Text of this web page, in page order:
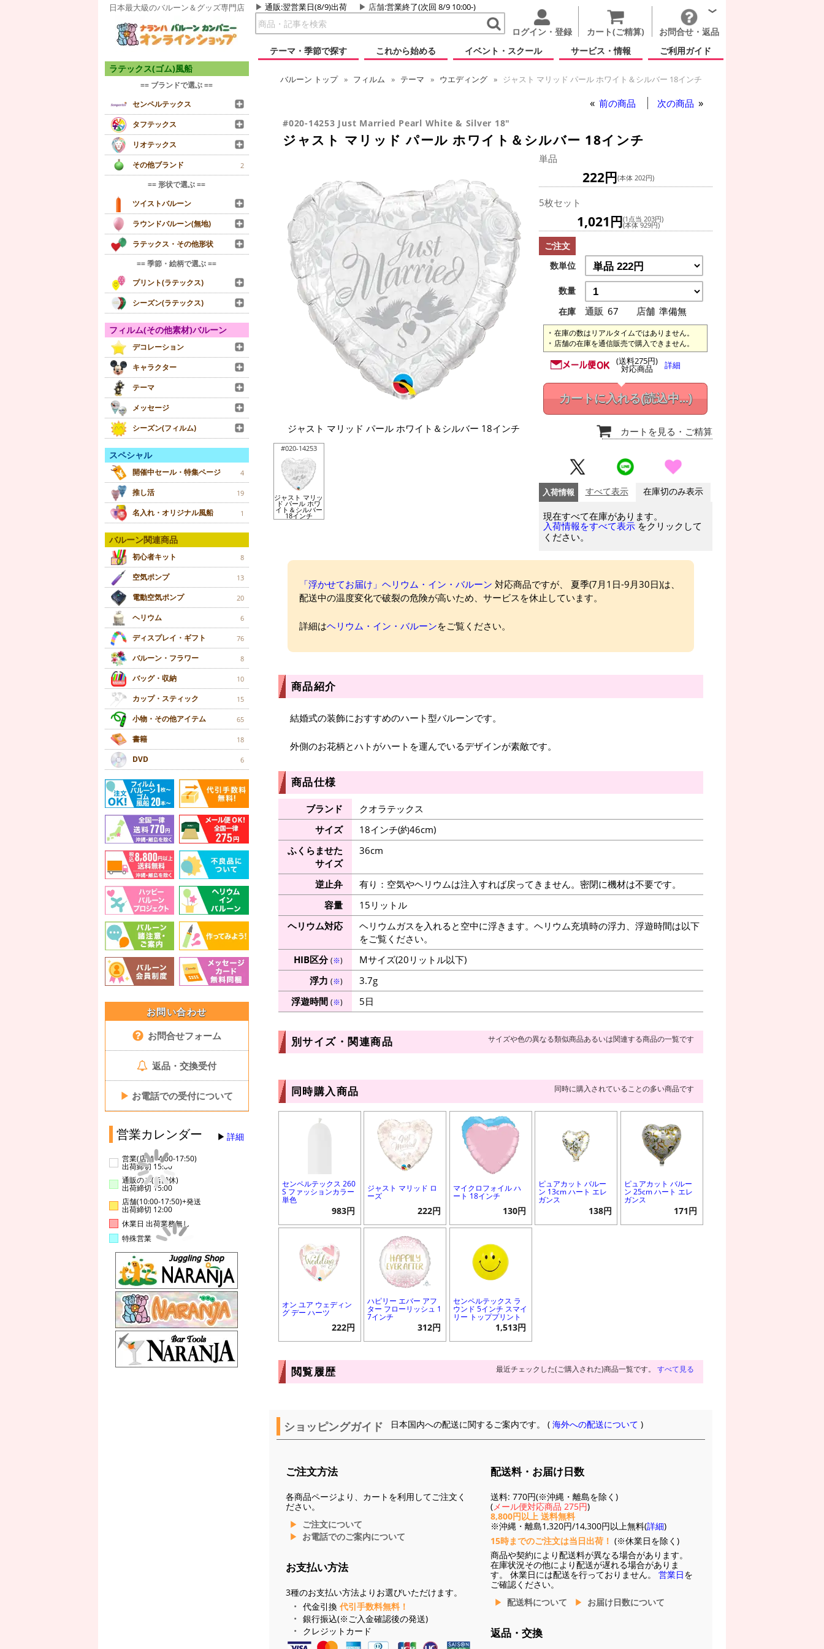
日本最大級のバルーン＆グッズ専門店 通販:翌営業日(8/9)出荷 店舗:営業終了(次回 8/9 10:00-)
ログイン・登録 カート(ご精算)
お問合せ・返品
テーマ・季節で探す
これから始める イベント・スクール サービス・情報 ご利用ガイド
ラテックス(ゴム)風船
== ブランドで選ぶ ==
センペルテックス
タフテックス
リオテックス
その他ブランド
2
== 形状で選ぶ ==
ツイストバルーン
ラウンドバルーン(無地)
ラテックス・その他形状
== 季節・絵柄で選ぶ ==
プリント(ラテックス)
シーズン(ラテックス)
フィルム(その他素材)バルーン
デコレーション
キャラクター
テーマ
メッセージ
シーズン(フィルム)
スペシャル
開催中セール・特集ページ 4
推し活 19
名入れ・オリジナル風船 1
バルーン関連商品
初心者キット 8
空気ポンプ 13
電動空気ポンプ 20
ヘリウム 6
ディスプレイ・ギフト 76
バルーン・フラワー 8
バッグ・収納 10
カップ・スティック 15
小物・その他アイテム 65
書籍 18
DVD 6
お問い合わせ
お問合せフォーム
返品・交換受付
▶ お電話での受付について
営業カレンダー 詳細
営業(店舗14:00-17:50)
出荷締切 15:00
通販のみ(店舗休)
出荷締切 15:00
店舗(10:00-17:50)+発送
出荷締切 12:00
休業日 出荷業務無し
特殊営業
バルーン トップ フィルム テーマ ウエディング ジャスト マリッド パール ホワイト＆シルバー 18インチ
前の商品 次の商品
#020-14253 Just Married Pearl White & Silver 18"
ジャスト マリッド パール ホワイト＆シルバー 18インチ
ジャスト マリッド パール ホワイト＆シルバー 18インチ
#020-14253
ジャスト マリッ
ド パール ホワ
イト＆シルバー
18インチ
単品
222円(本体 202円)
5枚セット
1,021円(1点当 203円)
(本体 929円)
ご注文
数単位
数量
在庫
通販 67 店舗 準備無
在庫の数はリアルタイムではありません。
店舗の在庫を通信販売で購入できません。
(送料275円)
対応商品 詳細
カートに入れる(読込中...)
カートを見る ・ご精算
入荷情報 すべて表示 在庫切のみ表示
現在すべて在庫があります。
入荷情報をすべて表示 をクリックして
ください。
「浮かせてお届け」ヘリウム・イン・バルーン 対応商品ですが、 夏季(7月1日-9月30日)は、
配送中の温度変化で破裂の危険が高いため、サービスを休止しています。
詳細はヘリウム・イン・バルーンをご覧ください。
商品紹介
結婚式の装飾におすすめのハート型バルーンです。
外側のお花柄とハトがハートを運んでいるデザインが素敵です。
商品仕様
ブランド
クオラテックス
サイズ
18インチ(約46cm)
ふくらませた
サイズ
36cm
逆止弁
有り：空気やヘリウムは注入すれば戻ってきません。密閉に機材は不要です。
容量
15リットル
ヘリウム対応
ヘリウムガスを入れると空中に浮きます。ヘリウム充填時の浮力、浮遊時間は以下
をご覧ください。
HIB区分(※)
Mサイズ(20リットル以下)
浮力 (※)
3.7g
浮遊時間 (※) 5日
別サイズ・関連商品 サイズや色の異なる類似商品あるいは関連する商品の一覧です
同時購入商品 同時に購入されていることの多い商品です
センペルテックス 260
S ファッションカラー
単色
983円
ジャスト マリッド ロ
ーズ
222円
マイクロフォイル ハ
ート 18インチ
130円
ピュアカット バルー
ン 13cm ハート エレ
ガンス
138円
ピュアカット バルー
ン 25cm ハート エレ
ガンス
171円
オン ユア ウェディン
グ デー ハーツ
222円
ハピリー エバー アフ
ター フローリッシュ 1
7インチ
312円
センペルテックス ラ
ウンド 5インチ スマイ
リー トッププリント
1,513円
閲覧履歴 最近チェックした(ご購入された)商品一覧です。 すべて見る
ショッピングガイド 日本国内への配送に関するご案内です。 (海外への配送について )
ご注文方法
各商品ページより、カートを利用してご注文く
ださい。
ご注文について
お電話でのご案内について
お支払い方法
3種のお支払い方法よりお選びいただけます。
代金引換 代引手数料無料！
銀行振込(※ご入金確認後の発送)
クレジットカード
配送料・お届け日数
送料: 770円(※沖縄・離島を除く)
(メール便対応商品 275円)
8,800円以上 送料無料
※沖縄・離島1,320円/14,300円以上無料(詳細)
15時までのご注文は当日出荷！ (※休業日を除く)
商品や契約により配送料が異なる場合があります。
在庫状況その他により配送が遅れる場合がありま
す。 休業日には配送を行っておりません。 営業日を
ご確認ください。
配送料について
お届け日数について
返品・交換